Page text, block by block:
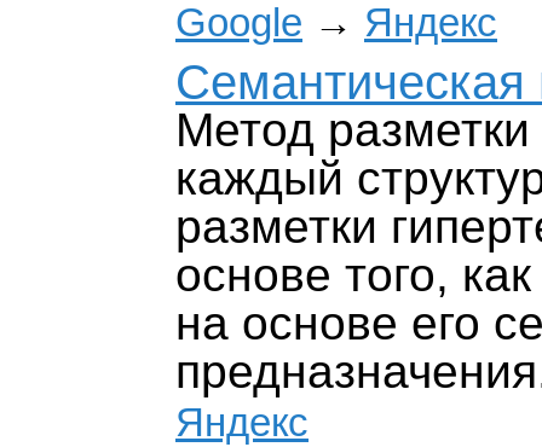
Google → Яндекс
Семантическая
Метод
каждый
разметки
основе того,
на основе его
Яндекс